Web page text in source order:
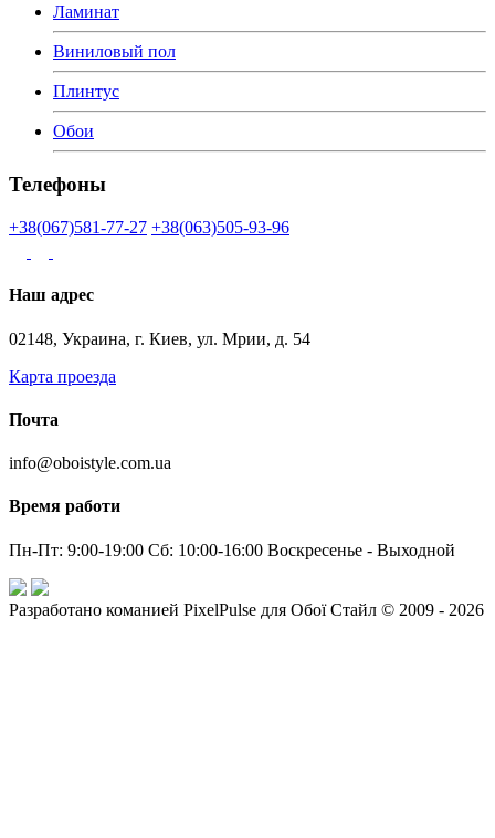
Ламинат
Виниловый пол
Плинтус
Обои
Телефоны
+38(067)581-77-27 +38(063)505-93-96
Наш адрес
02148, Украина, г. Киев, ул. Мрии, д. 54
Карта проезда
Почта
info@oboistyle.com.ua
Время работи
Пн-Пт: 9:00-19:00 Сб: 10:00-16:00 Воскресенье - Выходной
Разработано команией PixelPulse для Обої Стайл © 2009 - 2026